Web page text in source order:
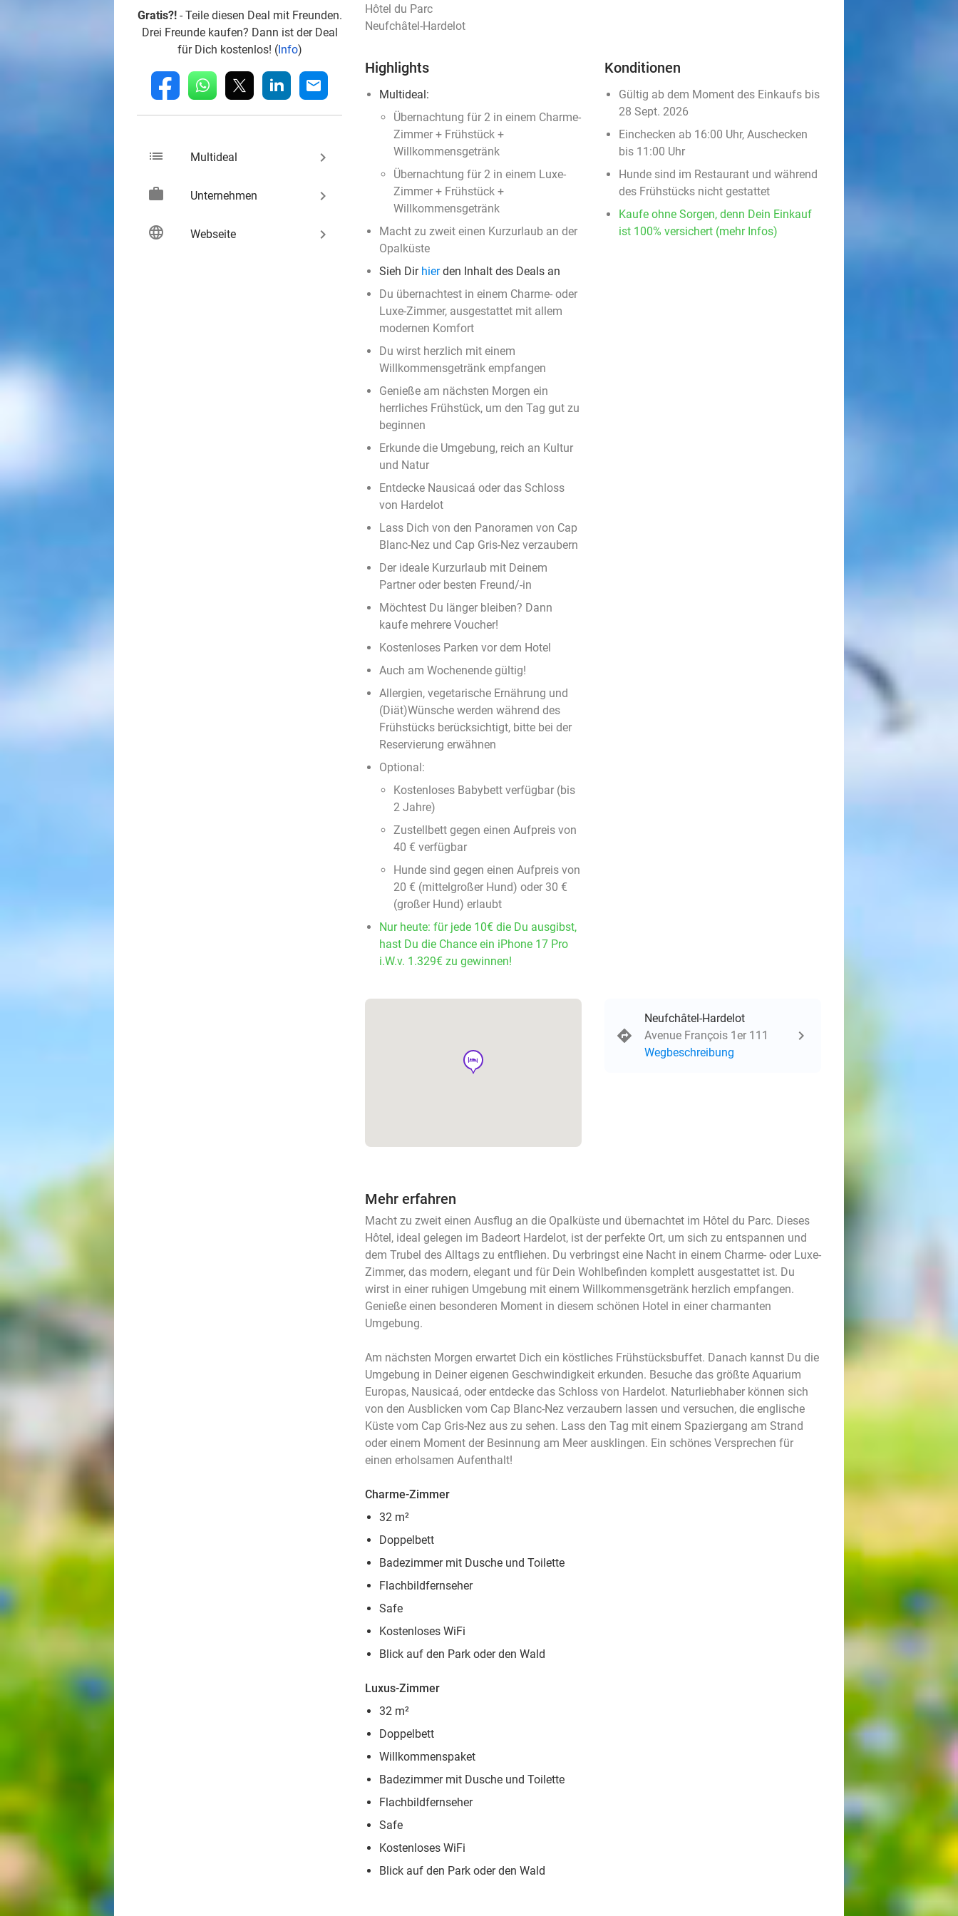
Gratis?!- Teile diesen Deal mit Freunden.
Drei Freunde kaufen? Dann ist der Deal
für Dich kostenlos! (Info)
fb whatsapp linkedin mail
list Multideal keyboard_arrow_right
work Unternehmen keyboard_arrow_right
language Webseite keyboard_arrow_right
Hôtel du Parc
Neufchâtel-Hardelot
Highlights
Multideal:
Übernachtung für 2 in einem Charme-
Zimmer + Frühstück +
Willkommensgetränk
Übernachtung für 2 in einem Luxe-
Zimmer + Frühstück +
Willkommensgetränk
Macht zu zweit einen Kurzurlaub an der
Opalküste
Sieh Dir hierden Inhalt des Deals an
Du übernachtest in einem Charme- oder
Luxe-Zimmer, ausgestattet mit allem
modernen Komfort
Du wirst herzlich mit einem
Willkommensgetränk empfangen
Genieße am nächsten Morgen ein
herrliches Frühstück, um den Tag gut zu
beginnen
Erkunde die Umgebung, reich an Kultur
und Natur
Entdecke Nausicaá oder das Schloss
von Hardelot
Lass Dich von den Panoramen von Cap
Blanc-Nez und Cap Gris-Nez verzaubern
Der ideale Kurzurlaub mit Deinem
Partner oder besten Freund/-in
Möchtest Du länger bleiben? Dann
kaufe mehrere Voucher!
Kostenloses Parken vor dem Hotel
Auch am Wochenende gültig!
Allergien, vegetarische Ernährung und
(Diät)Wünsche werden während des
Frühstücks berücksichtigt, bitte bei der
Reservierung erwähnen
Optional:
Kostenloses Babybett verfügbar (bis
2 Jahre)
Zustellbett gegen einen Aufpreis von
40 € verfügbar
Hunde sind gegen einen Aufpreis von
20 € (mittelgroßer Hund) oder 30 €
(großer Hund) erlaubt
Nur heute: für jede 10€ die Du ausgibst,
hast Du die Chance ein iPhone 17 Pro
i.W.v. 1.329€ zu gewinnen!
Konditionen
Gültig ab dem Moment des Einkaufs bis
28 Sept. 2026
Einchecken ab 16:00 Uhr, Auschecken
bis 11:00 Uhr
Hunde sind im Restaurant und während
des Frühstücks nicht gestattet
Kaufe ohne Sorgen, denn Dein Einkauf
ist 100% versichert (mehr Infos)
hotel
Neufchâtel-Hardelot
Avenue François 1er 111
Wegbeschreibung
Mehr erfahren
Macht zu zweit einen Ausflug an die Opalküste und übernachtet im Hôtel du Parc. Dieses
Hôtel, ideal gelegen im Badeort Hardelot, ist der perfekte Ort, um sich zu entspannen und
dem Trubel des Alltags zu entfliehen. Du verbringst eine Nacht in einem Charme- oder Luxe-
Zimmer, das modern, elegant und für Dein Wohlbefinden komplett ausgestattet ist. Du
wirst in einer ruhigen Umgebung mit einem Willkommensgetränk herzlich empfangen.
Genieße einen besonderen Moment in diesem schönen Hotel in einer charmanten
Umgebung.
Am nächsten Morgen erwartet Dich ein köstliches Frühstücksbuffet. Danach kannst Du die
Umgebung in Deiner eigenen Geschwindigkeit erkunden. Besuche das größte Aquarium
Europas, Nausicaá, oder entdecke das Schloss von Hardelot. Naturliebhaber können sich
von den Ausblicken vom Cap Blanc-Nez verzaubern lassen und versuchen, die englische
Küste vom Cap Gris-Nez aus zu sehen. Lass den Tag mit einem Spaziergang am Strand
oder einem Moment der Besinnung am Meer ausklingen. Ein schönes Versprechen für
einen erholsamen Aufenthalt!
Charme-Zimmer
32 m²
Doppelbett
Badezimmer mit Dusche und Toilette
Flachbildfernseher
Safe
Kostenloses WiFi
Blick auf den Park oder den Wald
Luxus-Zimmer
32 m²
Doppelbett
Willkommenspaket
Badezimmer mit Dusche und Toilette
Flachbildfernseher
Safe
Kostenloses WiFi
Blick auf den Park oder den Wald